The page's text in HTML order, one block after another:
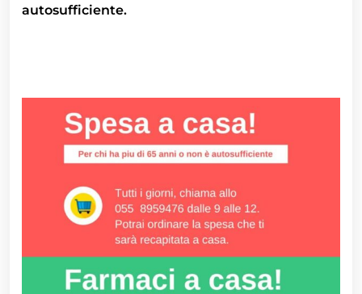
autosufficiente.